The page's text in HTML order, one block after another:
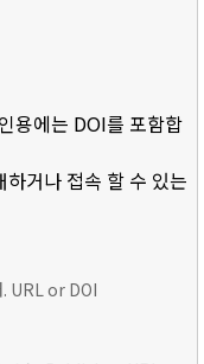
용에는 DOI를 포함합
거나 접속 할 수 있는
. URL or DOI